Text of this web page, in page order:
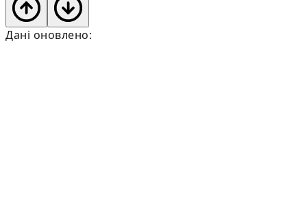
Дані оновлено: